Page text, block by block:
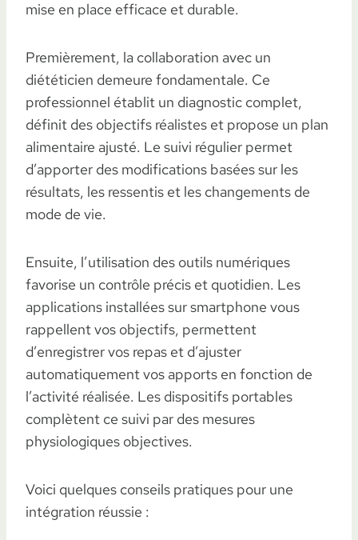
mise en place efficace et durable.
Premièrement, la collaboration avec un
diététicien demeure fondamentale. Ce
professionnel établit un diagnostic complet,
définit des objectifs réalistes et propose un plan
alimentaire ajusté. Le suivi régulier permet
d’apporter des modifications basées sur les
résultats, les ressentis et les changements de
mode de vie.
Ensuite, l’utilisation des outils numériques
favorise un contrôle précis et quotidien. Les
applications installées sur smartphone vous
rappellent vos objectifs, permettent
d’enregistrer vos repas et d’ajuster
automatiquement vos apports en fonction de
l’activité réalisée. Les dispositifs portables
complètent ce suivi par des mesures
physiologiques objectives.
Voici quelques conseils pratiques pour une
intégration réussie :